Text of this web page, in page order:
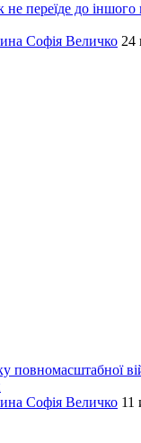
не переїде до
Софія Величко 24
повномасштабної
Софія Величко 11